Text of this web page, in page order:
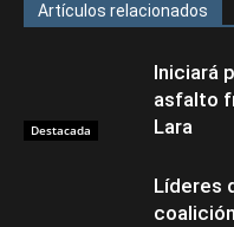
Artículos relacionados
Destacada
Iniciará
asfalto
Lara
Líderes